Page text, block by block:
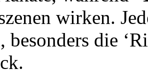
wirken.
besonders die